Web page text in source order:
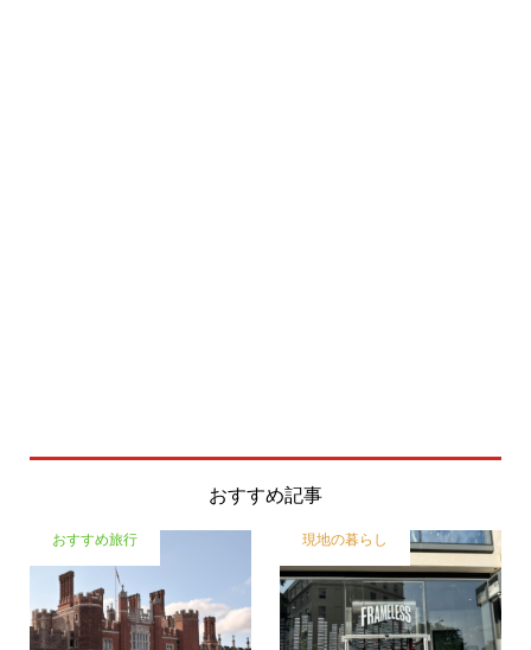
おすすめ記事
おすすめ旅行 現地の暮らし